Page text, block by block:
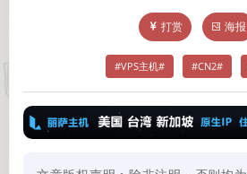
打赏 海报
VPS主机 CN2